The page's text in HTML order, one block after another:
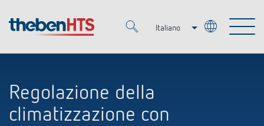
Italiano
Deutsch
Prodotti
Regolazione della
climatizzazione con